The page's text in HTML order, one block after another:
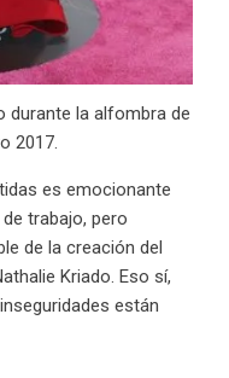
durante la alfombra de
2017.
es emocionante
trabajo, pero
de la creación del
Kriado. Eso sí,
están